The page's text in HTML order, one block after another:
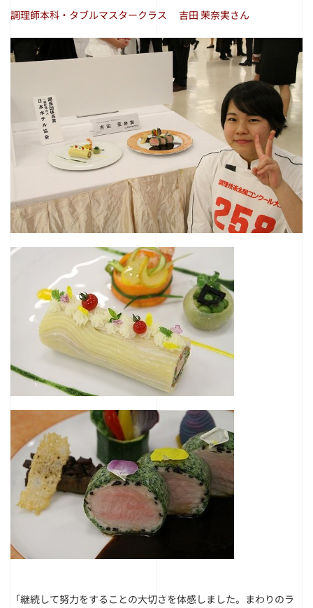
調理師本科・タブルマスタークラス 吉田 茉奈実さん
「継続して努力をすることの大切さを体感しました。まわりのラ